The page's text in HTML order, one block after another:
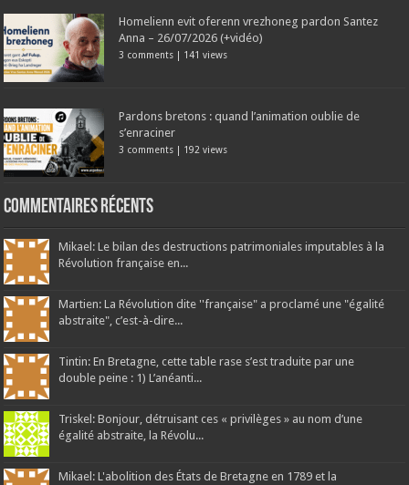
Homelienn evit oferenn vrezhoneg pardon Santez
Anna – 26/07/2026 (+vidéo)
3 comments | 141 views
Pardons bretons : quand l’animation oublie de
s’enraciner
3 comments | 192 views
Commentaires récents
Mikael: Le bilan des destructions patrimoniales imputables à la
Révolution française en...
Martien: La Révolution dite ''française" a proclamé une "égalité
abstraite", c’est-à-dire...
Tintin: En Bretagne, cette table rase s’est traduite par une
double peine : 1) L’anéanti...
Triskel: Bonjour, détruisant ces « privilèges » au nom d’une
égalité abstraite, la Révolu...
Mikael: L'abolition des États de Bretagne en 1789 et la